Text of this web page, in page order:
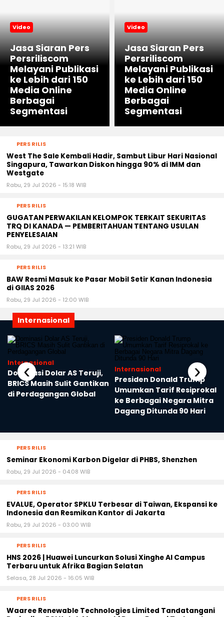
Video
Jasa Siaran Pers
Persriliscom
Melayani Publikasi
ke Lebih dari 150
Media Online
Berbagai
Segmentasi
Video
Jasa Siaran Pers
Persriliscom
Melayani Publikasi
ke Lebih dari 150
Media Online
Berbagai
Segmentasi
PERS RILIS
West The Sale Kembali Hadir, Sambut Libur Hari Nasional
Singapura, Tawarkan Diskon hingga 90% di IMM dan
Westgate
Rabu, 29 Jul 2026 - 15:18 WIB
PERS RILIS
GUGATAN PERWAKILAN KELOMPOK TERKAIT SEKURITAS
TRQ DI KANADA — PEMBERITAHUAN TENTANG USULAN
PENYELESAIAN
Rabu, 29 Jul 2026 - 13:21 WIB
PERS RILIS
BAW Resmi Masuk ke Pasar Mobil Setir Kanan Indonesia
di GIIAS 2026
Rabu, 29 Jul 2026 - 12:00 WIB
Internasional
Internasional
Dominasi Dolar AS Teruji,
BRICS Masih Sulit Gantikan
di Perdagangan Global
Internasional
Presiden Donald Trump
Umumkan Tarif Resiprokal
ke Berbagai Negara Mitra
Dagang Ditunda 90 Hari
‹ ›
PERS RILIS
Seminar Ekonomi Karbon Digelar di PHBS, Shenzhen
Rabu, 29 Jul 2026 - 04:08 WIB
PERS RILIS
EVALUE, Operator SPKLU Terbesar di Taiwan, Ekspansi ke
Indonesia dan Resmikan Kantor di Jakarta
Rabu, 29 Jul 2026 - 03:00 WIB
PERS RILIS
HNS 2026 | Huawei Luncurkan Solusi Xinghe AI Campus
Terbaru untuk Afrika Bagian Selatan
Selasa, 28 Jul 2026 - 16:05 WIB
PERS RILIS
Waaree Renewable Technologies Limited Tandatangani